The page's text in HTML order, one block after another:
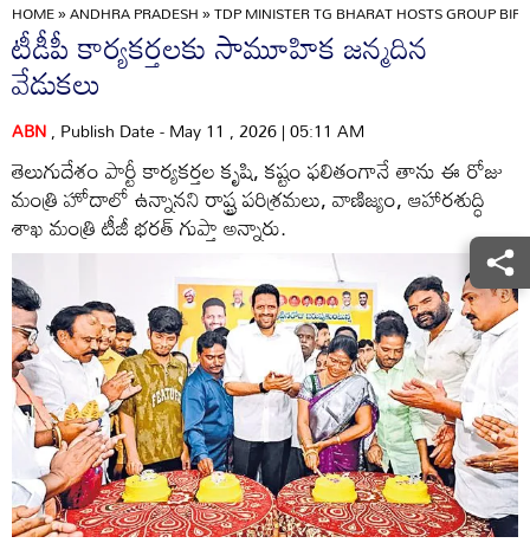
HOME»ANDHRA PRADESH»TDP MINISTER TG BHARAT HOSTS GROUP
టీడీపీ కార్యకర్తలకు సామూహిక జన్మదిన
వేడుకలు
ABN, Publish Date - May 11 , 2026 | 05:11 AM
తెలుగుదేశం పార్టీ కార్యకర్తల కృషి, కష్టం ఫలితంగానే తాను ఈ రోజు
మంత్రి హోదాలో ఉన్నానని రాష్ట్ర పరిశ్రమలు, వాణిజ్యం, ఆహారశుద్ధి
శాఖ మంత్రి టీజీ భరత్‌ గుప్తా అన్నారు.